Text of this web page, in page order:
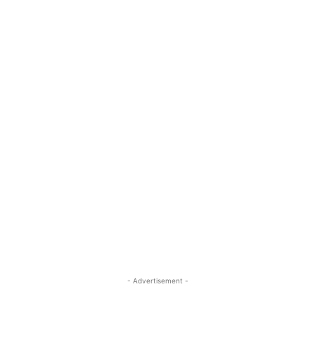
- Advertisement -